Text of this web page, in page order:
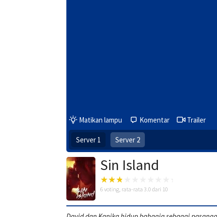
Matikan lampu Komentar Trailer
Server 1 Server 2
Sin Island
6 voting, rata-rata 3.0 dari 10